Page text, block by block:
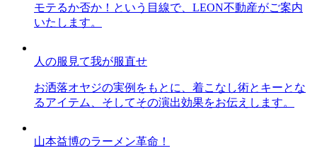
モテるか否か！という目線で、LEON不動産がご案内
いたします。
人の服見て我が服直せ
お洒落オヤジの実例をもとに、着こなし術とキーとな
るアイテム、そしてその演出効果をお伝えします。
山本益博のラーメン革命！